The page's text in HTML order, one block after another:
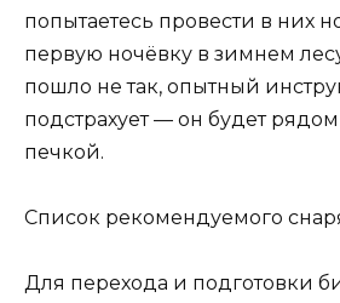
попытаетесь провести в них
первую ночёвку в зимнем
пошло не так, опытный
подстрахует — он будет
печкой.
Список рекомендуемого
Для перехода и подготовки